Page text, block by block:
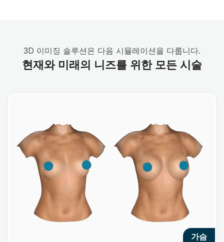
3D 이미징 솔루션은 다음 시뮬레이션을 다룹니다.
현재와 미래의 니즈를 위한 모든 시술
가슴